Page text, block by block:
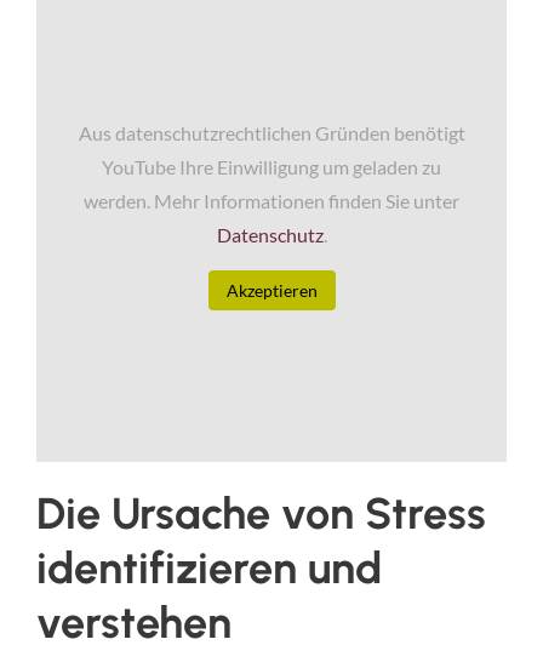
Aus datenschutzrechtlichen Gründen benötigt
YouTube Ihre Einwilligung um geladen zu
werden. Mehr Informationen finden Sie unter
Datenschutz.
Akzeptieren
Die Ursache von Stress
identifizieren und
verstehen